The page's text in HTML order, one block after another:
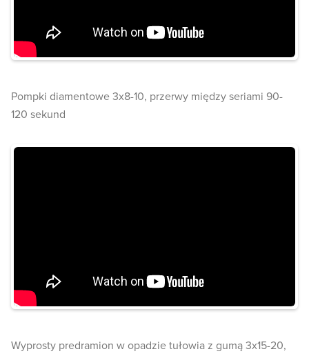
Pompki diamentowe 3x8-10, przerwy między seriami 90-
120 sekund
Wyprosty predramion w opadzie tułowia z gumą 3x15-20,